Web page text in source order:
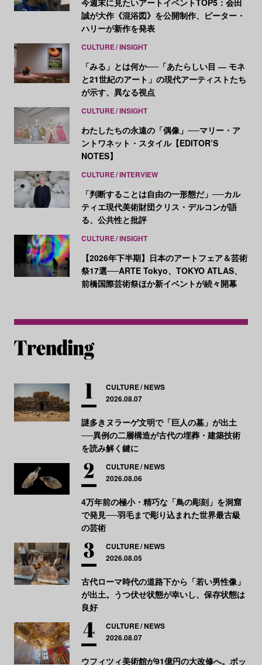
今週末に見たいアートイベントTOP5：会田
誠が大作《混浴図》を公開制作、ピーター・
ハリーが新作を発表
CULTURE INSIGHT
「みる」とは何か──「あたらしい目 ― モネ
と21世紀のアート」の現代アーティストたち
が示す、異なる視点
CULTURE INSIGHT
わたしたちの永遠の「偶像」──マリー・ア
ントワネット・スタイル【EDITOR’S
NOTES】
CULTURE INTERVIEW
「判断することは自由の一形態だ」──カル
ティエ現代美術財団クリス・デルコンが語
る、公共性と批評
CULTURE INSIGHT
【2026年下半期】日本のアートフェア＆芸術
祭17選──ARTE Tokyo、TOKYO ATLAS、
前橋国際芸術祭ほか新イベントが続々開幕
CULTURE NEWS
2026.08.07
謎多きヌラーゲ文明で「巨人の墓」が出土
──異例の二層構造が古代の埋葬・建築技術
を読み解く鍵に
CULTURE NEWS
2026.08.06
4万年前の極小・精巧な「鳥の彫刻」を洞窟
で発見──羽毛まで彫り込まれた世界最古級
の芸術
CULTURE NEWS
2026.08.05
古代ローマ時代の道路下から「若い男性像」
が出土。うつ伏せ状態が幸いし、保存状態は
良好
CULTURE NEWS
2026.08.07
ウフィツィ美術館が91億円の大改修へ。ボッ